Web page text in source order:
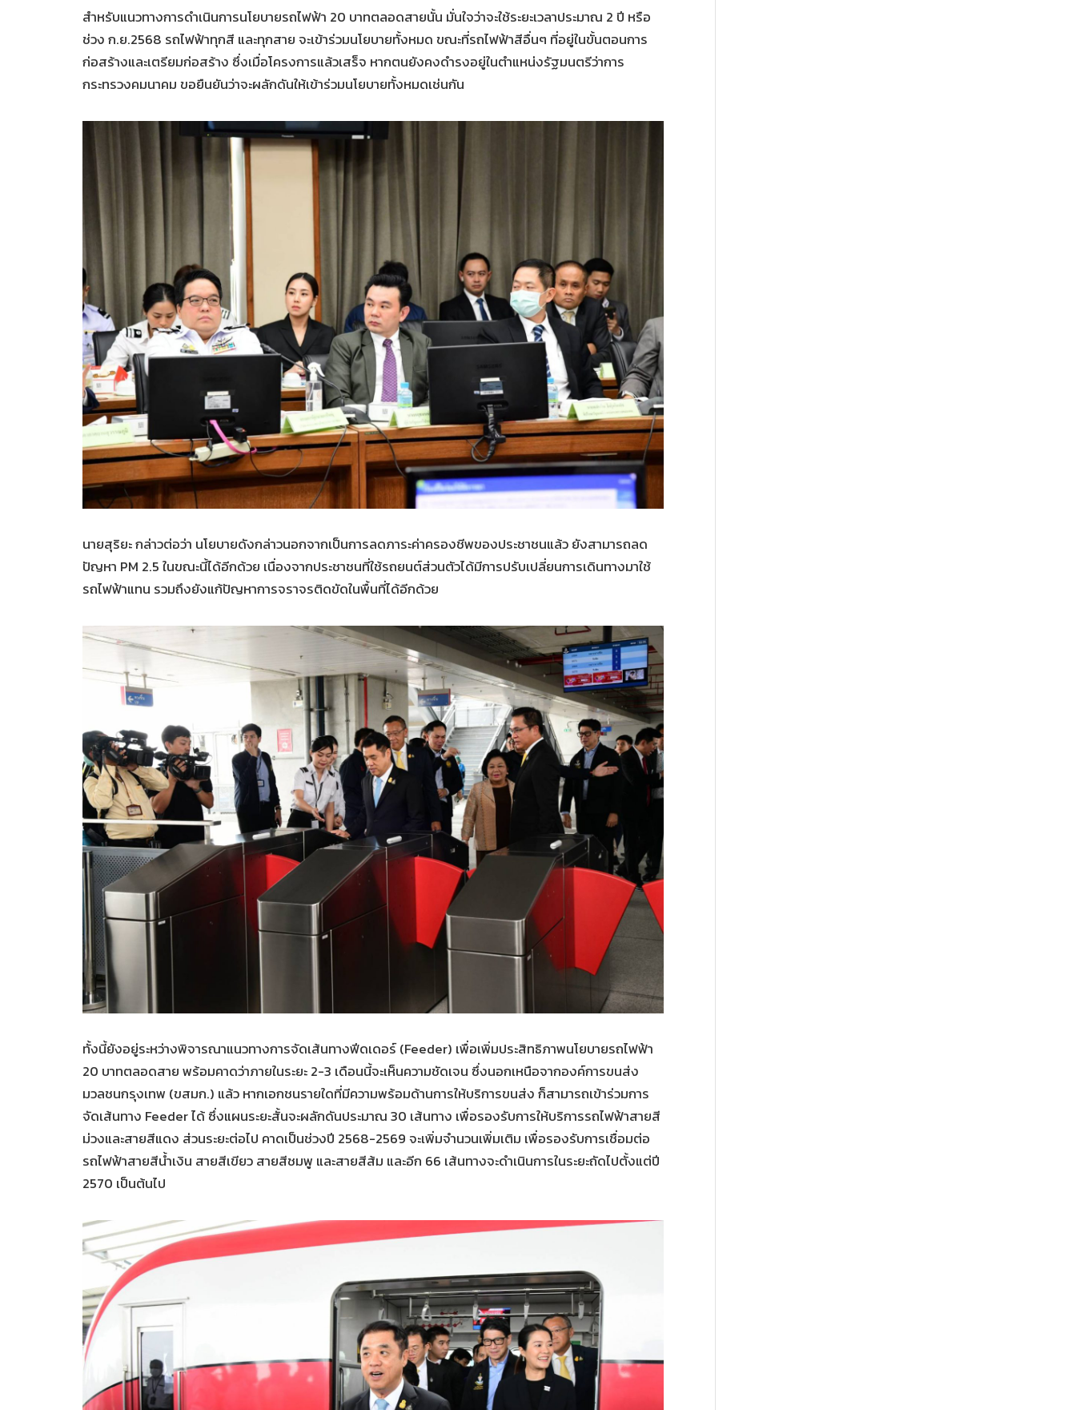
สำหรับแนวทางการดำเนินการนโยบายรถไฟฟ้า 20 บาทตลอดสายนั้น มั่นใจว่าจะใช้ระยะเวลาประมาณ 2 ปี หรือ
ช่วง ก.ย.2568 รถไฟฟ้าทุกสี และทุกสาย จะเข้าร่วมนโยบายทั้งหมด ขณะที่รถไฟฟ้าสีอื่นๆ ที่อยู่ในขั้นตอนการ
ก่อสร้างและเตรียมก่อสร้าง ซึ่งเมื่อโครงการแล้วเสร็จ หากตนยังคงดำรงอยู่ในตำแหน่งรัฐมนตรีว่าการ
กระทรวงคมนาคม ขอยืนยันว่าจะผลักดันให้เข้าร่วมนโยบายทั้งหมดเช่นกัน
นายสุริยะ กล่าวต่อว่า นโยบายดังกล่าวนอกจากเป็นการลดภาระค่าครองชีพของประชาชนแล้ว ยังสามารถลด
ปัญหา PM 2.5 ในขณะนี้ได้อีกด้วย เนื่องจากประชาชนที่ใช้รถยนต์ส่วนตัวได้มีการปรับเปลี่ยนการเดินทางมาใช้
รถไฟฟ้าแทน รวมถึงยังแก้ปัญหาการจราจรติดขัดในพื้นที่ได้อีกด้วย
ทั้งนี้ยังอยู่ระหว่างพิจารณาแนวทางการจัดเส้นทางฟีดเดอร์ (Feeder) เพื่อเพิ่มประสิทธิภาพนโยบายรถไฟฟ้า
20 บาทตลอดสาย พร้อมคาดว่าภายในระยะ 2-3 เดือนนี้จะเห็นความชัดเจน ซึ่งนอกเหนือจากองค์การขนส่ง
มวลชนกรุงเทพ (ขสมก.) แล้ว หากเอกชนรายใดที่มีความพร้อมด้านการให้บริการขนส่ง ก็สามารถเข้าร่วมการ
จัดเส้นทาง Feeder ได้ ซึ่งแผนระยะสั้นจะผลักดันประมาณ 30 เส้นทาง เพื่อรองรับการให้บริการรถไฟฟ้าสายสี
ม่วงและสายสีแดง ส่วนระยะต่อไป คาดเป็นช่วงปี 2568-2569 จะเพิ่มจำนวนเพิ่มเติม เพื่อรองรับการเชื่อมต่อ
รถไฟฟ้าสายสีน้ำเงิน สายสีเขียว สายสีชมพู และสายสีส้ม และอีก 66 เส้นทางจะดำเนินการในระยะถัดไปตั้งแต่ปี
2570 เป็นต้นไป